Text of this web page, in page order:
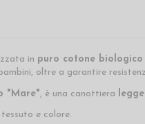
in puro cotone
oltre a garantire
"Mare", è una canottiera
e colore.